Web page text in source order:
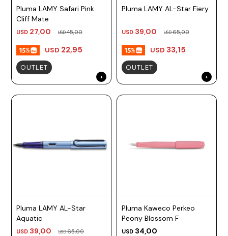
Pluma LAMY Safari Pink
Cliff Mate
USD 27,00 USD45,00
USD 22,95
OUTLET
Pluma LAMY AL-Star Fiery
USD 39,00 USD65,00
USD 33,15
OUTLET
Pluma LAMY AL-Star
Aquatic
USD 39,00 USD65,00
Pluma Kaweco Perkeo
Peony Blossom F
USD 34,00
Prune
Mistral
Camelbak
Lamy
Kaweco